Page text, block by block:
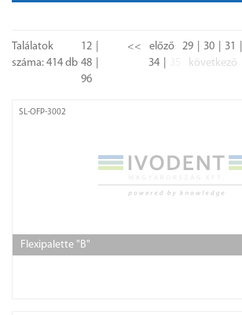
Találatok
száma: 414 db
12
48
96
<< előző 29 30 31
34
következő
SL-OFP-3002
Flexipalette "B"